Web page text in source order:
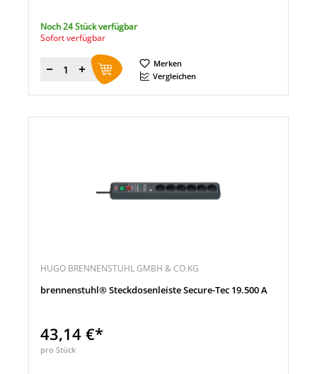
Noch 24 Stück verfügbar
Sofort verfügbar
Menge
Merken
Vergleichen
HUGO BRENNENSTUHL GMBH & CO.KG
brennenstuhl® Steckdosenleiste Secure-Tec 19.500 A
43,14 €*
pro Stück